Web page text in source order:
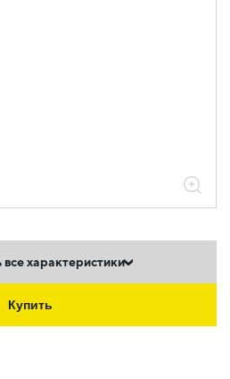
характеристики
Купить